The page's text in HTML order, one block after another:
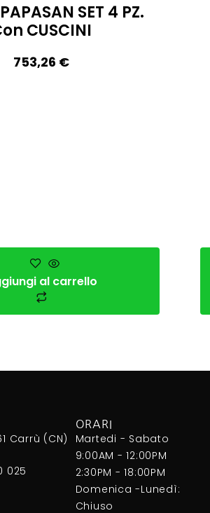
SET 4 PZ.
CUSCINI
753,26 €
al carrello
Carrù (CN)
025
ORARI
Martedi - Sabato
9:00AM - 12:00PM
2:30PM - 18:00PM
Domenica -Lunedì:
Chiuso